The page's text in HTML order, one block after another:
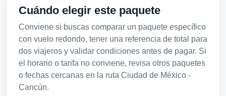
Cuándo elegir este paquete
Conviene si buscas comparar un paquete específico
con vuelo redondo, tener una referencia de total para
dos viajeros y validar condiciones antes de pagar. Si
el horario o tarifa no conviene, revisa otros paquetes
o fechas cercanas en la ruta Ciudad de México -
Cancún.